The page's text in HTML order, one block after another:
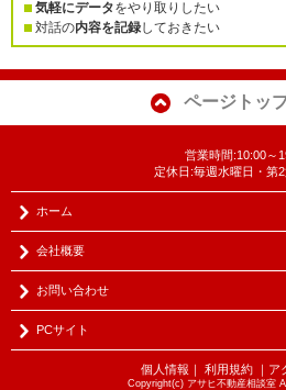
気軽にデータをやり取りしたい
対話の内容を記録しておきたい
ページトッ
営業時間:10:00～
定休日:毎週水曜日・第
ホーム
会社概要
お問い合わせ
PCサイト
個人情報 ｜ 利用規約｜ ア
Copyright(c) アサヒ不動産相談室